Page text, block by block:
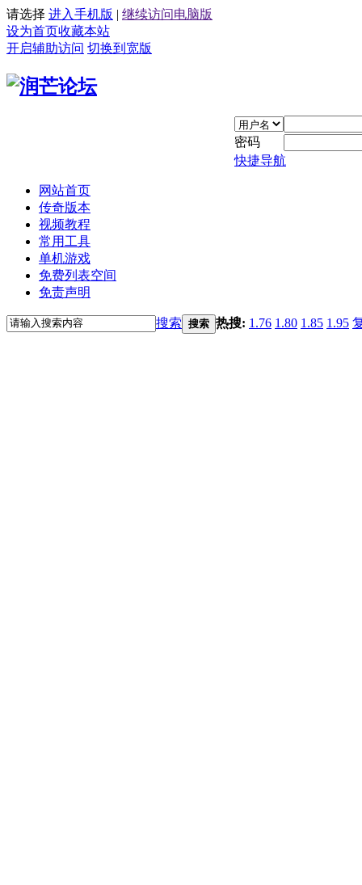
请选择 进入手机版 | 继续访问电脑版
设为首页收藏本站
开启辅助访问 切换到宽版
密码
快捷导航
网站首页
传奇版本
视频教程
常用工具
单机游戏
免费列表空间
免责声明
搜索 搜索 热搜: 1.76 1.80 1.85 1.95